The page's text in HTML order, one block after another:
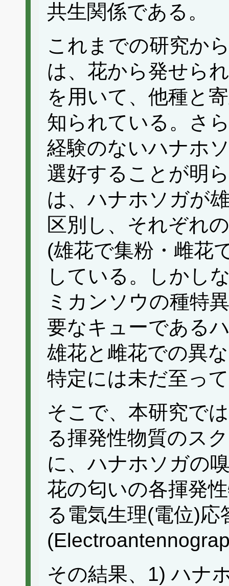
共生関係である。
これまでの研究か
は、花から発せら
を用いて、他種と
知られている。さ
経験のないハナホ
選好することが明
は、ハナホソガが
区別し、それぞれ
(雄花で集粉・雌花
している。しかし
ミカンソウの種特
要なキューである
雄花と雌花での異
特定には未だ至っ
そこで、本研究で
る揮発性物質のス
に、ハナホソガの
花の匂いの各揮発
る電気生理(電位)
その結果、1) ハナ